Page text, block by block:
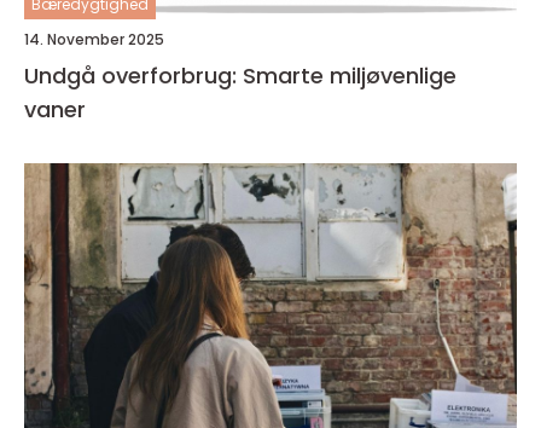
Bæredygtighed
14. November 2025
Undgå overforbrug: Smarte miljøvenlige
vaner